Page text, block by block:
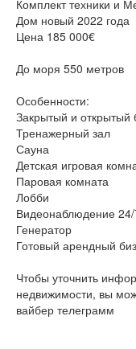
Комплект техники и
Дом новый 2022 года
Цена 185 000€
До моря 550 метров
Особенности:
Закрытый и открытый
Тренажерный зал
Сауна
Детская игровая
Паровая комната
Лобби
Видеонаблюдение
Генератор
Готовый арендный
Чтобы уточнить
недвижимости, вы
вайбер телеграмм